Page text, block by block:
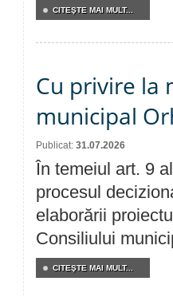
CITEŞTE MAI MULT...
Cu privire la
municipal
Publicat: 31.07.2026
În temeiul art. 9
procesul
elaborării
Consiliului
CITEŞTE MAI MULT...